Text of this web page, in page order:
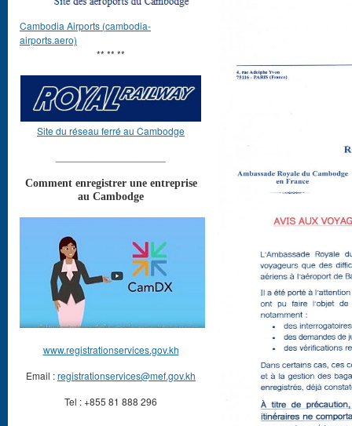
Cambodia Airports (cambodia-
airports.aero)
** ** **
Site du réseau ferré au Cambodge
Comment enregistrer une entreprise
au Cambodge
www.registrationservices.gov.kh
Email :registrationservices@mef.gov.kh
Tel : +855 81 888 296